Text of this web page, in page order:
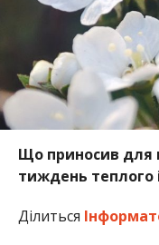
Що приносив для
тиждень теплого
Ділиться